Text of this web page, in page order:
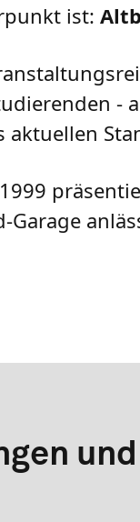
ist:
-
aktuellen
Garage